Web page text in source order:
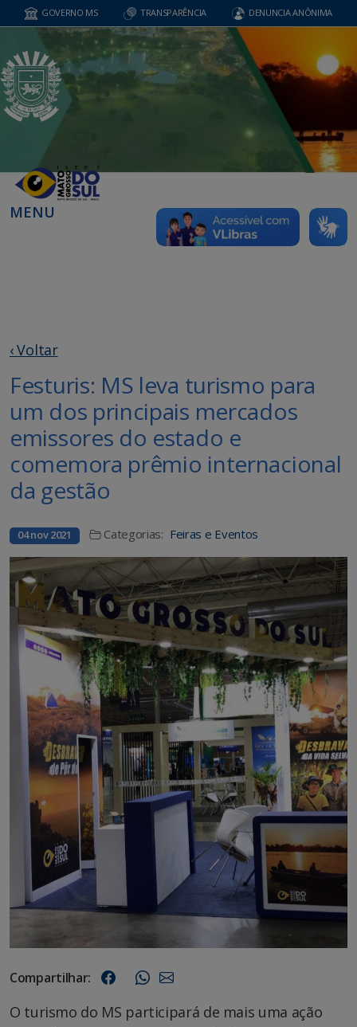
GOVERNO MS TRANSPARÊNCIA DENUNCIA ANÔNIMA
MENU
‹ Voltar
Festuris: MS leva turismo para
um dos principais mercados
emissores do estado e
comemora prêmio internacional
da gestão
04 nov 2021 Categorias: Feiras e Eventos
Compartilhar:
O turismo do MS participará de mais uma ação